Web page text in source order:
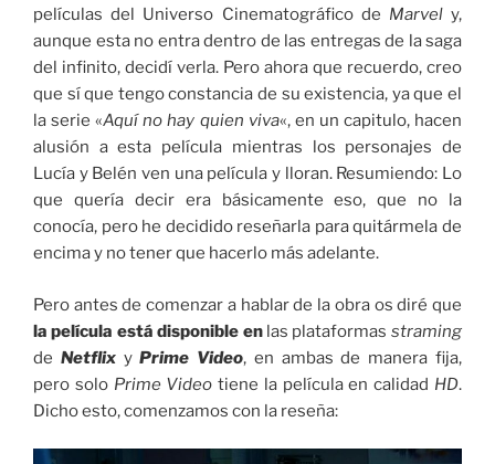
películas del Universo Cinematográfico de Marvely,
aunque esta no entra dentro de las entregas de la saga
del infinito, decidí verla. Pero ahora que recuerdo, creo
que sí que tengo constancia de su existencia, ya que el
la serie «Aquí no hay quien viva«, en un capitulo, hacen
alusión a esta película mientras los personajes de
Lucía y Belén ven una película y lloran. Resumiendo: Lo
que quería decir era básicamente eso, que no la
conocía, pero he decidido reseñarla para quitármela de
encima y no tener que hacerlo más adelante.
Pero antes de comenzar a hablar de la obra os diré que
la película está disponible enlas plataformas straming
de Netflix yPrime Video, en ambas de manera fija,
pero soloPrime Video tiene la película en calidad HD.
Dicho esto, comenzamos con la reseña: